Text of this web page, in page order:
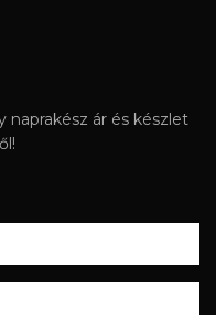
naprakész ár és készlet